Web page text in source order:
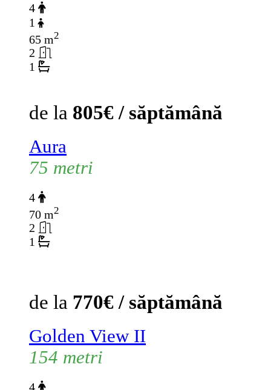
4
1
65 m2
2
1
de la 805€ / săptămână
Aura
75 metri
4
70 m2
2
1
de la 770€ / săptămână
Golden View II
154 metri
4